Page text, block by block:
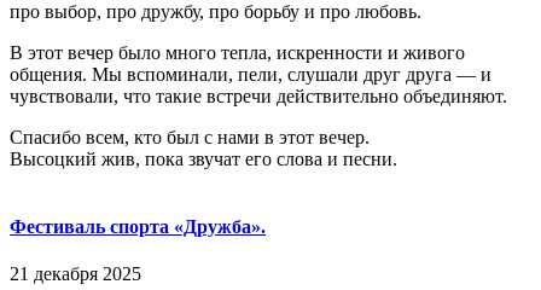
про выбор, про дружбу, про борьбу и про любовь.
В этот вечер было много тепла, искренности и живого
общения. Мы вспоминали, пели, слушали друг друга — и
чувствовали, что такие встречи действительно объединяют.
Спасибо всем, кто был с нами в этот вечер.
Высоцкий жив, пока звучат его слова и песни.
Фестиваль спорта «Дружба».
21 декабря 2025